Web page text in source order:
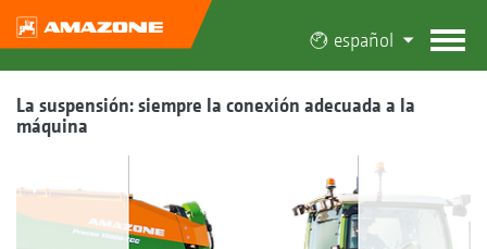
español
La suspensión: siempre la conexión adecuada a la
máquina